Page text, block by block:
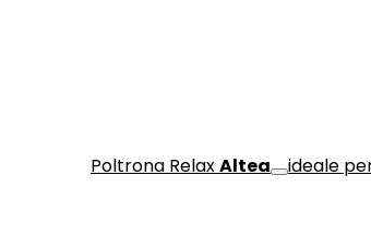
Poltrona RelaxAltea
ideale